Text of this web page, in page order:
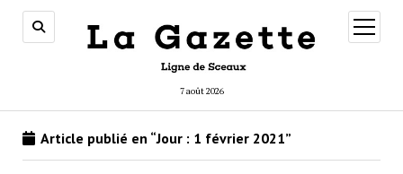
7 août 2026
ouvrir
menu
Article publié en “Jour : 1 février 2021”